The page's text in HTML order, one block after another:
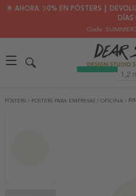
🌟 AHORA: 30% EN PÓSTERS ┃
DÍAS
Code:
PÓSTERS / PÓSTERS PARA EMPRESAS / OFICINA /